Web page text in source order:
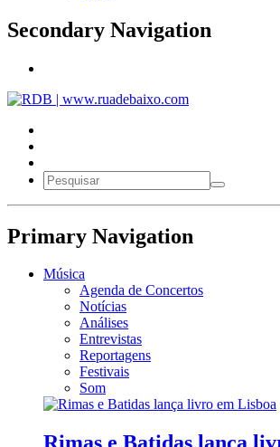
Secondary Navigation
Primary Navigation
Música
Agenda de Concertos
Notícias
Análises
Entrevistas
Reportagens
Festivais
Som